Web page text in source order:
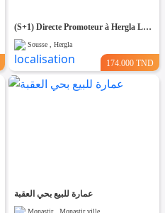
(S+1) Directe Promoteur à Hergla Lotissement AFH
Sousse , Hergla
174.000 TND
عمارة للبيع بحي العقبة
Monastir , Monastir ville